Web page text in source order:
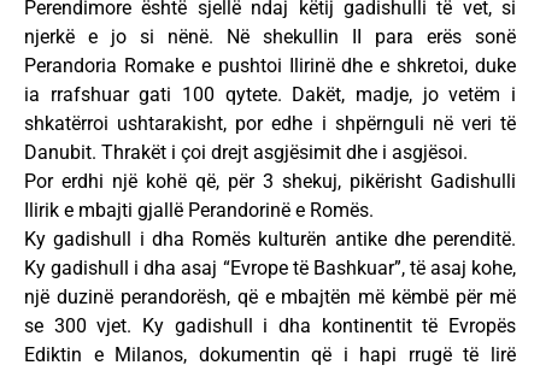
Perendimore është sjellë ndaj këtij gadishulli të vet, si
njerkë e jo si nënë. Në shekullin II para erës sonë
Perandoria Romake e pushtoi Ilirinë dhe e shkretoi, duke
ia rrafshuar gati 100 qytete. Dakët, madje, jo vetëm i
shkatërroi ushtarakisht, por edhe i shpërnguli në veri të
Danubit. Thrakët i çoi drejt asgjësimit dhe i asgjësoi.
Por erdhi një kohë që, për 3 shekuj, pikërisht Gadishulli
Ilirik e mbajti gjallë Perandorinë e Romës.
Ky gadishull i dha Romës kulturën antike dhe perenditë.
Ky gadishull i dha asaj “Evrope të Bashkuar”, të asaj kohe,
një duzinë perandorësh, që e mbajtën më këmbë për më
se 300 vjet. Ky gadishull i dha kontinentit të Evropës
Ediktin e Milanos, dokumentin që i hapi rrugë të lirë